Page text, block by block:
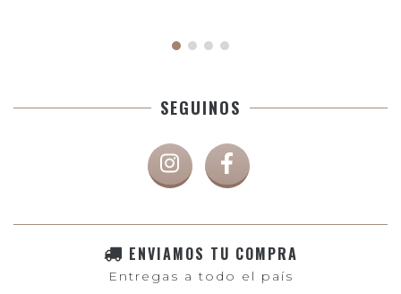
SEGUINOS
ENVIAMOS TU COMPRA
Entregas a todo el país